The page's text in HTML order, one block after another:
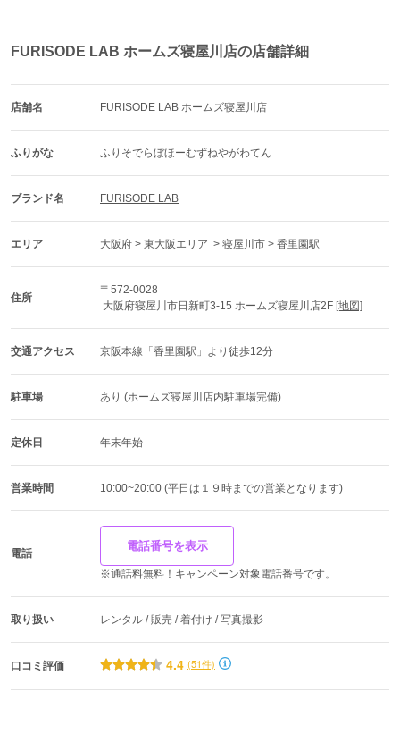
FURISODE LAB ホームズ寝屋川店の店舗詳細
店舗名 FURISODE LAB ホームズ寝屋川店
ふりがな ふりそでらぼほーむずねやがわてん
ブランド名 FURISODE LAB
エリア 大阪府 > 東大阪エリア > 寝屋川市 > 香里園駅
住所
〒572-0028
大阪府寝屋川市日新町3-15 ホームズ寝屋川店2F [地図]
交通アクセス 京阪本線「香里園駅」より徒歩12分
駐車場 あり (ホームズ寝屋川店内駐車場完備)
定休日 年末年始
営業時間 10:00~20:00 (平日は１９時までの営業となります)
電話
電話番号を表示
※通話料無料！キャンペーン対象電話番号です。
取り扱い レンタル / 販売 / 着付け / 写真撮影
口コミ評価 4.4 (51件)